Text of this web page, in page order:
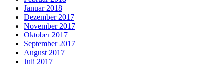
Januar 2018
Dezember 2017
November 2017
Oktober 2017
September 2017
August 2017
Juli 2017